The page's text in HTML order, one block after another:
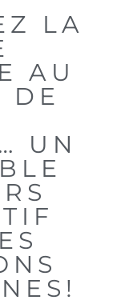
LA
AU
DE
UN